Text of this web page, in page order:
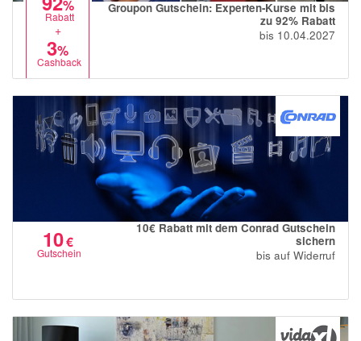
%
Rabatt
+
3%
Cashback
Groupon Gutschein: Experten-Kurse mit bis
zu 92% Rabatt
bis 10.04.2027
10€
Gutschein
10€ Rabatt mit dem Conrad Gutschein
sichern
bis auf Widerruf